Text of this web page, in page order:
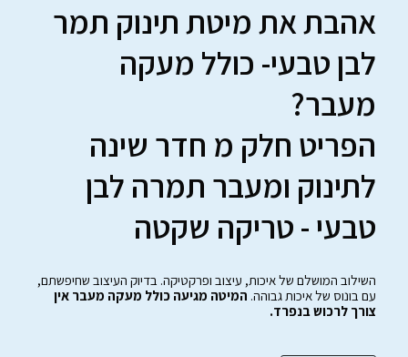
אהבת את מיטת תינוק תמר
לבן טבעי- כולל מעקה
מעבר?
הפריט חלק מ חדר שינה
לתינוק ומעבר תמרה לבן
טבעי - טריקה שקטה
השילוב המושלם של איכות, עיצוב ופרקטיקה. בדיוק העיצוב שחיפשתם,
עם בונוס של איכות גבוהה. המיטה מגיעה כולל מעקה מעבר אין
צורך לרכוש בנפרד.